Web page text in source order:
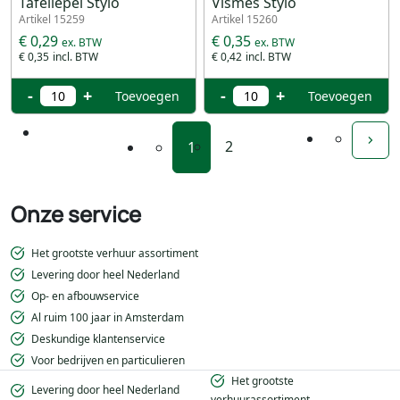
Onze service
Het grootste verhuur assortiment
Levering door heel Nederland
Op- en afbouwservice
Al ruim 100 jaar in Amsterdam
Deskundige klantenservice
Voor bedrijven en particulieren
Artikel 15259
€ 0,35
€ 0,29
- + Toevoegen
Artikel 15260
€ 0,42
€ 0,35
- + Toevoegen
1 2
Levering door heel Nederland
Het grootste